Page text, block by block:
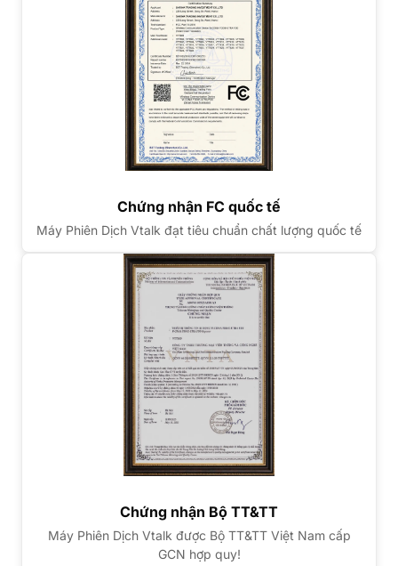
Chứng nhận FC quốc tế
Máy Phiên Dịch Vtalk đạt tiêu chuẩn chất lượng quốc tế
Chứng nhận Bộ TT&TT
Máy Phiên Dịch Vtalk được Bộ TT&TT Việt Nam cấp
GCN hợp quy!